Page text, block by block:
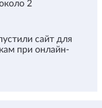
2
сайт для
при онлайн-